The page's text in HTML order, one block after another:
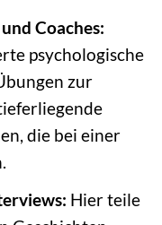
Coaches:
psychologische
zur
die bei einer
Hier teile